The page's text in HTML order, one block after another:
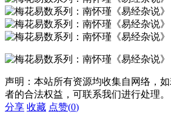
声明：本站所有资源均收集自网络，
者的合法权益，可联系我们进行处理。
分享 收藏 点赞(0)